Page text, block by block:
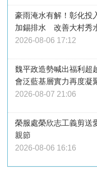
豪雨淹水有解！彰化投
加錫排水 改善大村秀
2026-08-06 17:12
魏平政造勢喊出福利
會泛藍基層實力再度凝
2026-08-07 21:06
榮服處榮欣志工義剪
親節
2026-08-06 16:16